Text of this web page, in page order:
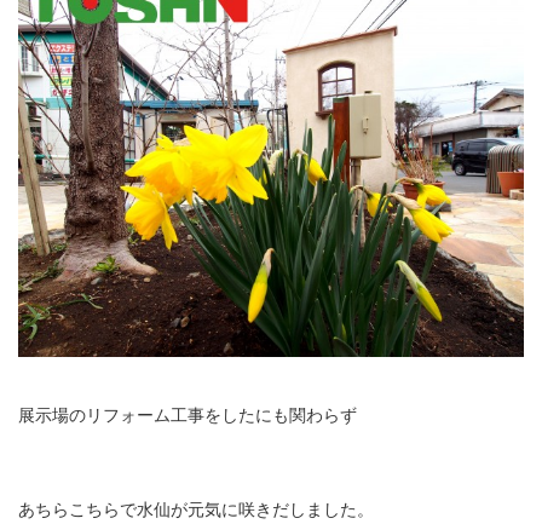
展示場のリフォーム工事をしたにも関わらず
あちらこちらで水仙が元気に咲きだしました。